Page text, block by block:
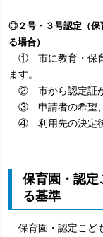
◎２号・３号認定（保
る場合）
① 市に教育・保育
ます。
② 市から認定証が
③ 申請者の希望、
④ 利用先の決定後
保育園・認定
る基準
保育園・認定こど